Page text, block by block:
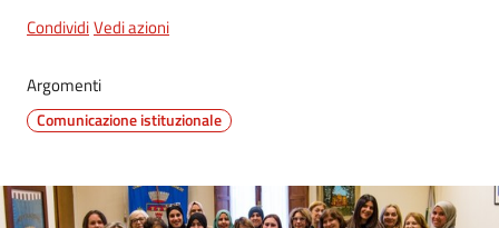
CondividiVedi azioni
Argomenti
Comunicazione istituzionale